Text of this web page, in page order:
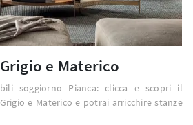
e Materico
soggiorno Pianca: clicca e scopri il
e Materico e potrai arricchire stanze